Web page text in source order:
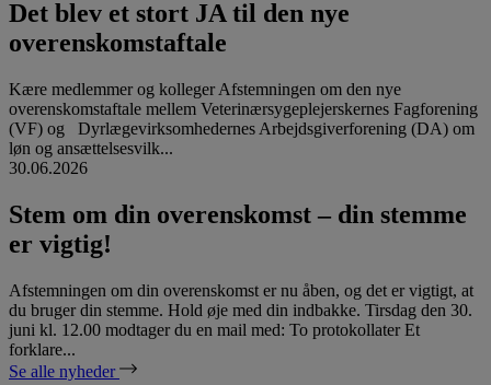
Det blev et stort JA til den nye
overenskomstaftale
Kære medlemmer og kolleger Afstemningen om den nye
overenskomstaftale mellem Veterinærsygeplejerskernes Fagforening
(VF) og Dyrlægevirksomhedernes Arbejdsgiverforening (DA) om
løn og ansættelsesvilk...
30.06.2026
Stem om din overenskomst – din stemme
er vigtig!
Afstemningen om din overenskomst er nu åben, og det er vigtigt, at
du bruger din stemme. Hold øje med din indbakke. Tirsdag den 30.
juni kl. 12.00 modtager du en mail med: To protokollater Et
forklare...
Se alle nyheder